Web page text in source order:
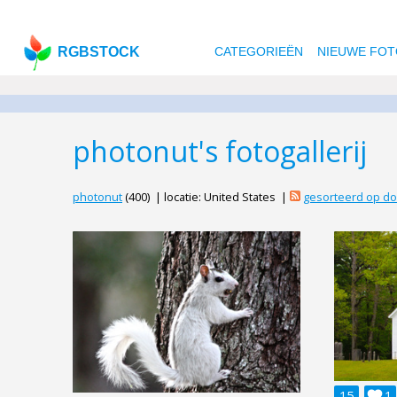
RGBSTOCK CATEGORIEËN NIEUWE
photonut's fotogallerij
photonut(400) | locatie: United States | gesorteerd op